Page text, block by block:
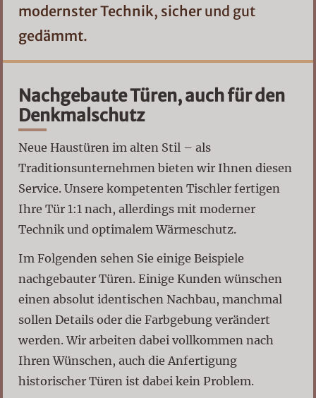
modernster Technik, sicherund gut
gedämmt.
Nachgebaute Türen, auch für den
Denkmalschutz
Neue Haustüren im alten Stil – als
Traditionsunternehmen bieten wir Ihnen diesen
Service. Unsere kompetenten Tischler fertigen
Ihre Tür 1:1 nach, allerdings mit moderner
Technik und optimalem Wärmeschutz.
Im Folgenden sehen Sie einige Beispiele
nachgebauter Türen. Einige Kunden wünschen
einen absolut identischen Nachbau, manchmal
sollen Details oder die Farbgebung verändert
werden. Wir arbeiten dabei vollkommen nach
Ihren Wünschen, auch die Anfertigung
historischer Türen ist dabei kein Problem.